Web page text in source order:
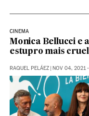
CINEMA
Monica Bellucci e
estupro mais
RAQUEL PELÁEZ NOV 04, 2021